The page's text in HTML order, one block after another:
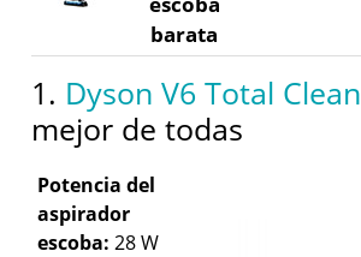
barata
1. Dyson V6 Total Clean
mejor de todas
Potencia del
aspirador
escoba:28 W